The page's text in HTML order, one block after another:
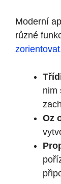
Moderní
různé
zorientovat
nim
Oz